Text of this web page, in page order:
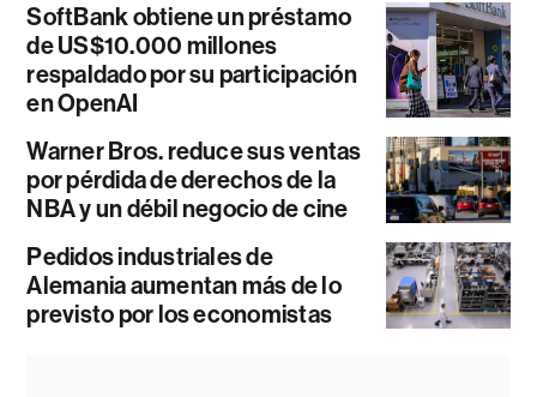
SoftBank obtiene un préstamo
de US$10.000 millones
respaldado por su participación
en OpenAI
Warner Bros. reduce sus ventas
por pérdida de derechos de la
NBA y un débil negocio de cine
Pedidos industriales de
Alemania aumentan más de lo
previsto por los economistas